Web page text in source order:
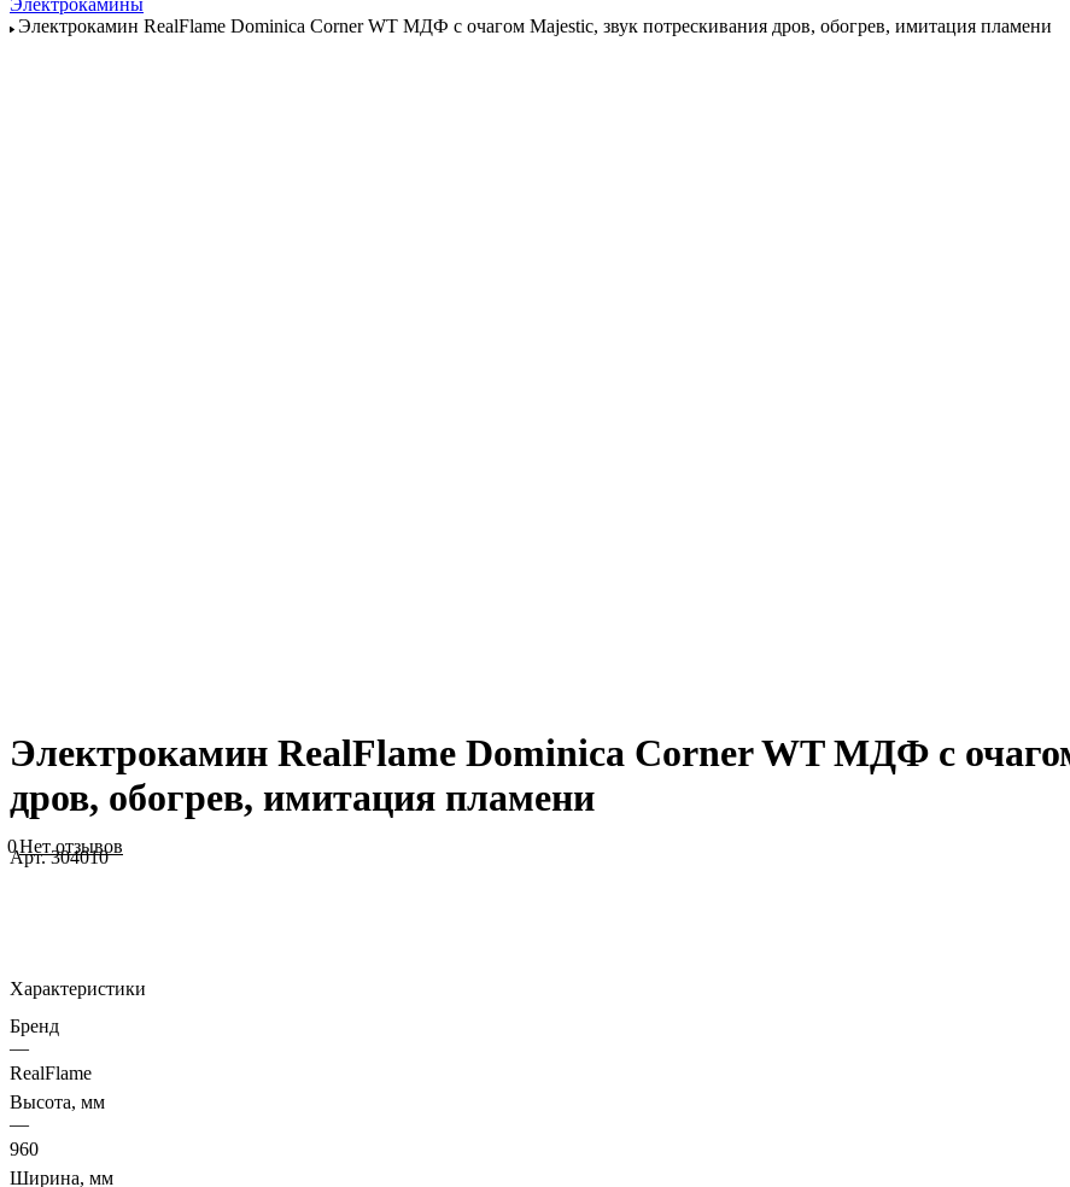
Электрокамины
Электрокамин RealFlame Dominica Corner WT МДФ с очагом Majestic, звук потрескивания дров, обогрев, имитация пламени
Электрокамин RealFlame Dominica Corner WT МДФ с
дров, обогрев, имитация пламени
0Нет отзывов
Арт.304010
Характеристики
Бренд
—
RealFlame
Высота, мм
—
960
Ширина, мм